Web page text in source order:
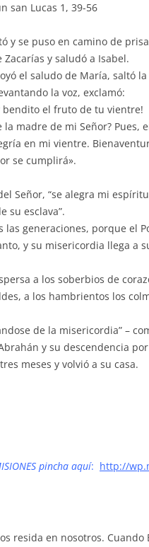
san Lucas 1, 39-56
y se puso en camino de
y saludó a Isabel.
el saludo de María, saltó
la voz, exclamó:
bendito el fruto de tu vientre!
madre de mi Señor? Pues,
en mi vientre.
se cumplirá».
Señor, “se alegra mi
su esclava”.
generaciones, porque el
y su misericordia llega a
a los soberbios de
a los hambrientos los
de la misericordia” –
y su descendencia
meses y volvió a su casa.
pincha aquí: http://
resida en nosotros.